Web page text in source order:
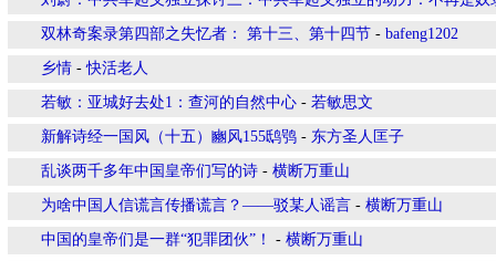
双林奇案录第四部之失忆者： 第十三、第十四节 - bafeng1202
乡情 -快活老人
若敏：亚城好去处1：查河的自然中心 - 若敏思文
新解诗经一国风（十五）豳风155鸱鸮 - 东方圣人匡子
乱谈两千多年中国皇帝们写的诗 - 横断万重山
为啥中国人信谎言传播谎言？——驳某人谣言 - 横断万重山
中国的皇帝们是一群“犯罪团伙”！ - 横断万重山